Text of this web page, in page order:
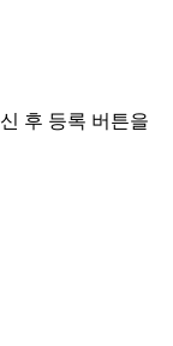
후 등록 버튼을